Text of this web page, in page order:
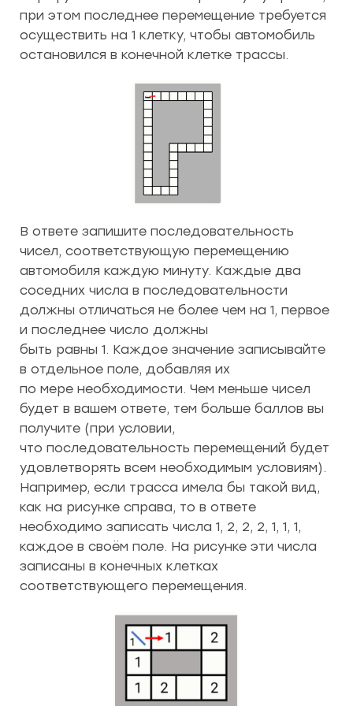
при этом последнее перемещение требуется
осуществить на 1 клетку, чтобы автомобиль
остановился в конечной клетке трассы.
В ответе запишите последовательность
чисел, соответствующую перемещению
автомобиля каждую минуту. Каждые два
соседних числа в последовательности
должны отличаться не более чем на 1, первое
и последнее число должны
быть равны 1. Каждое значение записывайте
в отдельное поле, добавляя их
по мере необходимости. Чем меньше чисел
будет в вашем ответе, тем больше баллов вы
получите (при условии,
что последовательность перемещений будет
удовлетворять всем необходимым условиям).
Например, если трасса имела бы такой вид,
как на рисунке справа, то в ответе
необходимо записать числа 1, 2, 2, 2, 1, 1, 1,
каждое в своём поле. На рисунке эти числа
записаны в конечных клетках
соответствующего перемещения.